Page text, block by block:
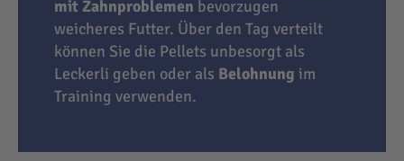
mit Zahnproblemen bevorzugen
weicheres Futter. Über den Tag verteilt
können Sie die Pellets unbesorgt als
Leckerli geben oder als Belohnung im
Training verwenden.